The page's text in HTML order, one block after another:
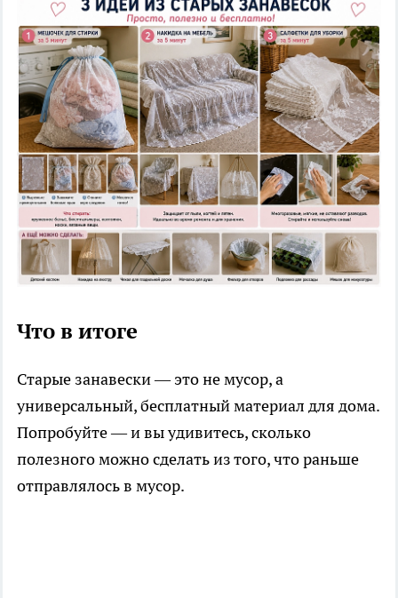
Что в итоге
Старые занавески — это не мусор, а
универсальный, бесплатный материал для дома.
Попробуйте — и вы удивитесь, сколько
полезного можно сделать из того, что раньше
отправлялось в мусор.